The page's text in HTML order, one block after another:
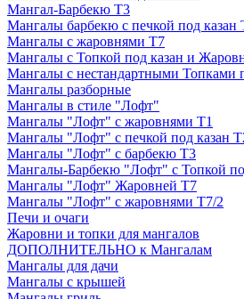
Мангал-Барбекю Т3
Мангалы барбекю с печкой под казан
Мангалы с жаровнями Т7
Мангалы с Топкой под казан и
Мангалы с нестандартными Топками
Мангалы разборные
Мангалы в стиле "Лофт"
Мангалы "Лофт" с жаровнями Т1
Мангалы "Лофт" с печкой под казан
Мангалы "Лофт" с барбекю Т3
Мангалы-Барбекю "Лофт" с Топкой
Мангалы "Лофт" Жаровней Т7
Мангалы "Лофт" с жаровнями Т7/2
Печи и очаги
Жаровни и топки для мангалов
ДОПОЛНИТЕЛЬНО к Мангалам
Мангалы для дачи
Мангалы с крышей